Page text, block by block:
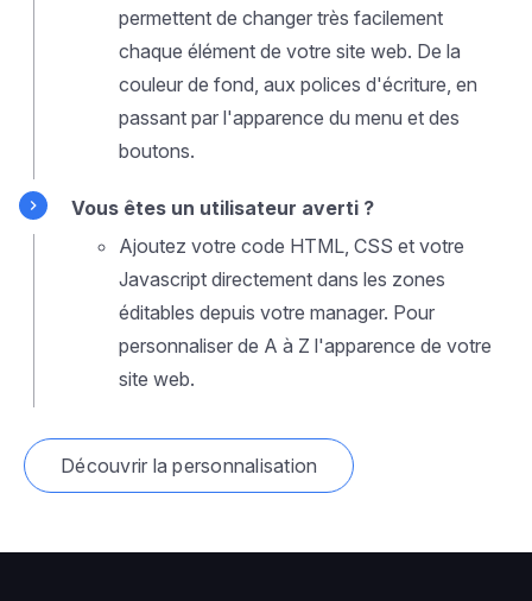
permettent de changer très facilement
chaque élément de votre site web. De la
couleur de fond, aux polices d'écriture, en
passant par l'apparence du menu et des
boutons.
Vous êtes un utilisateur averti ?
Ajoutez votre code HTML, CSS et votre
Javascript directement dans les zones
éditables depuis votre manager. Pour
personnaliser de A à Z l'apparence de votre
site web.
Découvrir la personnalisation